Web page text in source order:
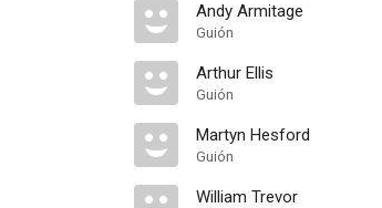
Andy Armitage
Guión
Arthur Ellis
Guión
Martyn Hesford
Guión
William Trevor